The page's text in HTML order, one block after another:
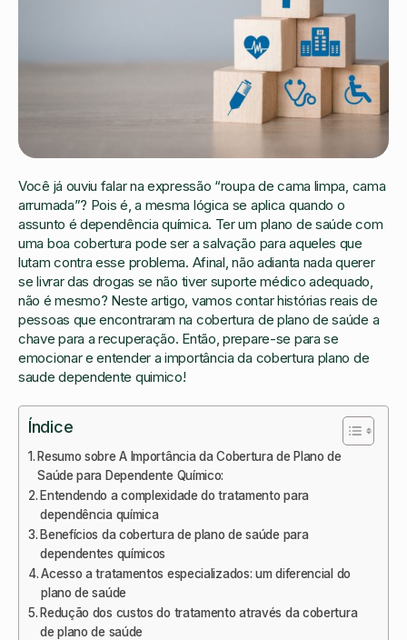
Você já ouviu falar na expressão “roupa de cama limpa, cama
arrumada”? Pois é, a mesma lógica se aplica quando o
assunto é dependência química. Ter um plano de saúde com
uma boa cobertura pode ser a salvação para aqueles que
lutam contra esse problema. Afinal, não adianta nada querer
se livrar das drogas se não tiver suporte médico adequado,
não é mesmo? Neste artigo, vamos contar histórias reais de
pessoas que encontraram na cobertura de plano de saúde a
chave para a recuperação. Então, prepare-se para se
emocionar e entender a importância da cobertura plano de
saude dependente quimico!
Índice
Resumo sobre A Importância da Cobertura de Plano de
Saúde para Dependente Químico:
Entendendo a complexidade do tratamento para
dependência química
Benefícios da cobertura de plano de saúde para
dependentes químicos
Acesso a tratamentos especializados: um diferencial do
plano de saúde
Redução dos custos do tratamento através da cobertura
de plano de saúde